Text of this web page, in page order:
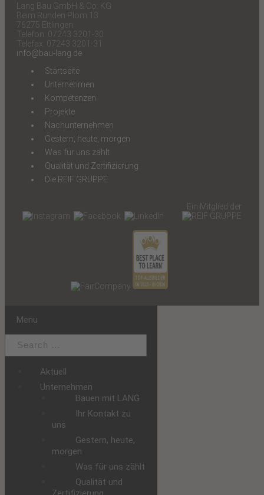
Lang Bau GmbH & Co. KG
Beim Runden Plom 13
76275 Ettlingen
Telefon: 07243 3201-30
Telefax: 07243 3201-31
info@bau-lang.de
Startseite
Unternehmen
Kompetenzen
Projekte
Nachunternehmen
Gestern, heute, morgen
Was für uns zählt
Qualität und Zertifizierung
Die REIF GRUPPE
Ein Mitglied der
Menu
Aktuell
Unternehmen
Bauen mit LANG
Ihr Kontakt zu
uns
Gestern, heute,
morgen
Was für uns zählt
Qualität und